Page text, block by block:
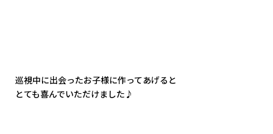
巡視中に出会ったお子様に作ってあげると
とても喜んでいただけました♪